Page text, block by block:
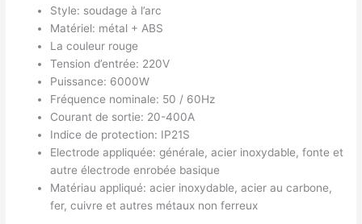
Style: soudage à l’arc
Matériel: métal + ABS
La couleur rouge
Tension d’entrée: 220V
Puissance: 6000W
Fréquence nominale: 50 / 60Hz
Courant de sortie: 20-400A
Indice de protection: IP21S
Electrode appliquée: générale, acier inoxydable, fonte et
autre électrode enrobée basique
Matériau appliqué: acier inoxydable, acier au carbone,
fer, cuivre et autres métaux non ferreux